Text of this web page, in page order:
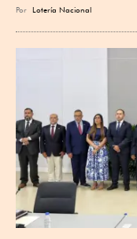
Por Lotería Nacional